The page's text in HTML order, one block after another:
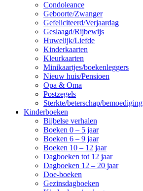
Condoleance
Geboorte/Zwanger
Gefeliciteerd/Verjaardag
Geslaagd/Rijbewijs
Huwelijk/Liefde
Kinderkaarten
Kleurkaarten
Minikaartjes/boekenleggers
Nieuw huis/Pensioen
Opa & Oma
Postzegels
Sterkte/beterschap/bemoediging
Kinderboeken
Bijbelse verhalen
Boeken 0 – 5 jaar
Boeken 6 – 9 jaar
Boeken 10 – 12 jaar
Dagboeken tot 12 jaar
Dagboeken 12 – 20 jaar
Doe-boeken
Gezinsdagboeken